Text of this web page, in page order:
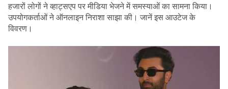
हजारों लोगों ने व्हाट्सएप पर मीडिया भेजने में समस्याओं का सामना किया।
उपयोगकर्ताओं ने ऑनलाइन निराशा साझा की। जानें इस आउटेज के
विवरण।